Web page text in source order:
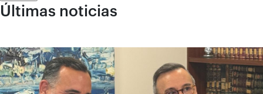
Últimas noticias